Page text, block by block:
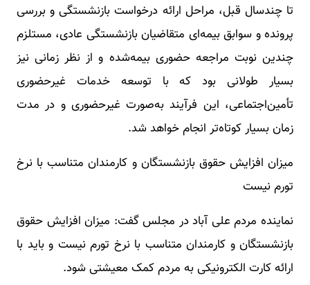
تا چندسال قبل، مراحل ارائه درخواست بازنشستگی و بررسی
پرونده و سوابق بیمه‌ای متقاضیان بازنشستگی عادی، مستلزم
چندین نوبت مراجعه حضوری بیمه‌شده و از نظر زمانی نیز
بسیار طولانی بود که با توسعه خدمات غیرحضوری
تأمین‌اجتماعی، این فرآیند به‌صورت غیرحضوری و در مدت
زمان بسیار کوتاه‌تر انجام خواهد شد.
میزان افزایش حقوق بازنشستگان و کارمندان متناسب با نرخ
تورم نیست
نماینده مردم علی آباد در مجلس گفت: میزان افزایش حقوق
بازنشستگان و کارمندان متناسب با نرخ تورم نیست و باید با
ارائه کارت الکترونیکی به مردم کمک معیشتی شود.